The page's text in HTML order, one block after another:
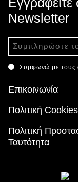
Newsletter
Συμφωνώ με τους
Επικοινωνία
Πολιτική Cookies
Πολιτική
Ταυτότητα